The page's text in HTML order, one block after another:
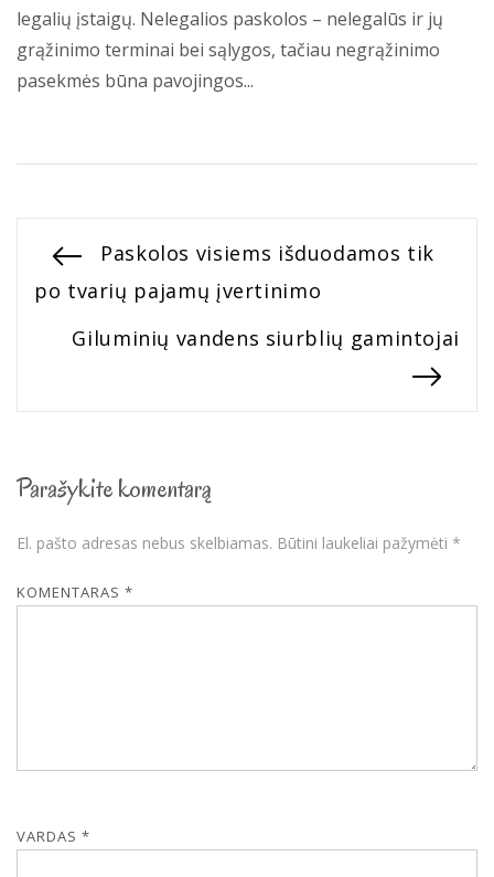
legalių įstaigų. Nelegalios paskolos – nelegalūs ir jų
grąžinimo terminai bei sąlygos, tačiau negrąžinimo
pasekmės būna pavojingos...
Navigacija
tarp
Previous
post:
Paskolos visiems išduodamos tik
po tvarių pajamų įvertinimo
Next
Giluminių vandens siurblių gamintojai
Parašykite komentarą
El. pašto adresas nebus skelbiamas. Būtini laukeliai pažymėti *
KOMENTARAS *
VARDAS *